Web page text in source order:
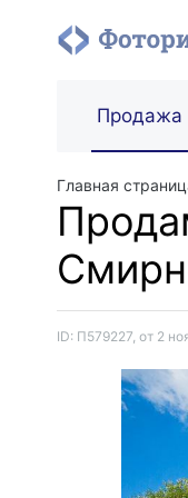
Продажа
Главная
ID: П579227, от 2